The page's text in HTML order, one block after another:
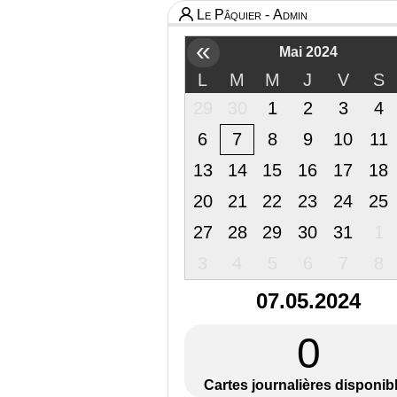
Le Pâquier - Admin
« Mai 2024
L M M J V
S
1 2 3
4
6
7 8 9 10
11
13
14 15 16 17
18
20
21 22 23 24
25
27
28 29 30 31
07.05.2024
0
Cartes journalières